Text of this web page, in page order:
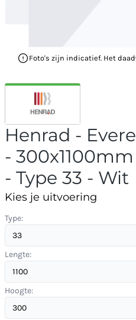
Foto's zijn indicatief. Het
Henrad -
-
- Type 33 - Wit
Kies je uitvoering
Type:
Lengte:
Hoogte: